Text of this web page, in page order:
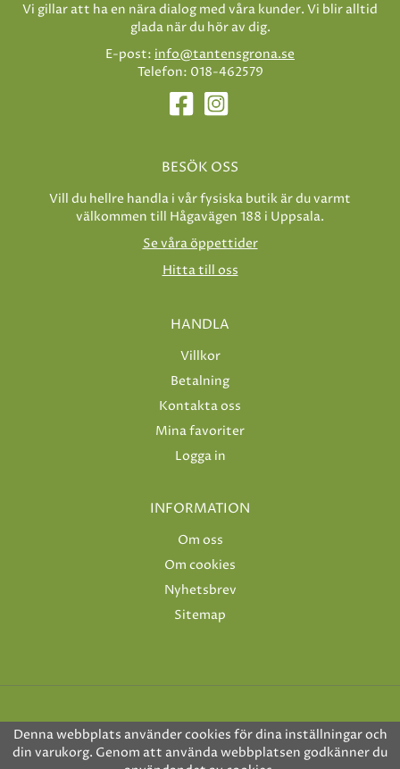
Vi gillar att ha en nära dialog med våra kunder. Vi blir alltid
glada när du hör av dig.
E-post: info@tantensgrona.se
Telefon: 018-462579
BESÖK OSS
Vill du hellre handla i vår fysiska butik är du varmt
välkommen till Hågavägen 188 i Uppsala.
Se våra öppettider
Hitta till oss
HANDLA
Villkor
Betalning
Kontakta oss
Mina favoriter
Logga in
INFORMATION
Om oss
Om cookies
Nyhetsbrev
Sitemap
Denna webbplats använder cookies för dina inställningar och
din varukorg. Genom att använda webbplatsen godkänner du